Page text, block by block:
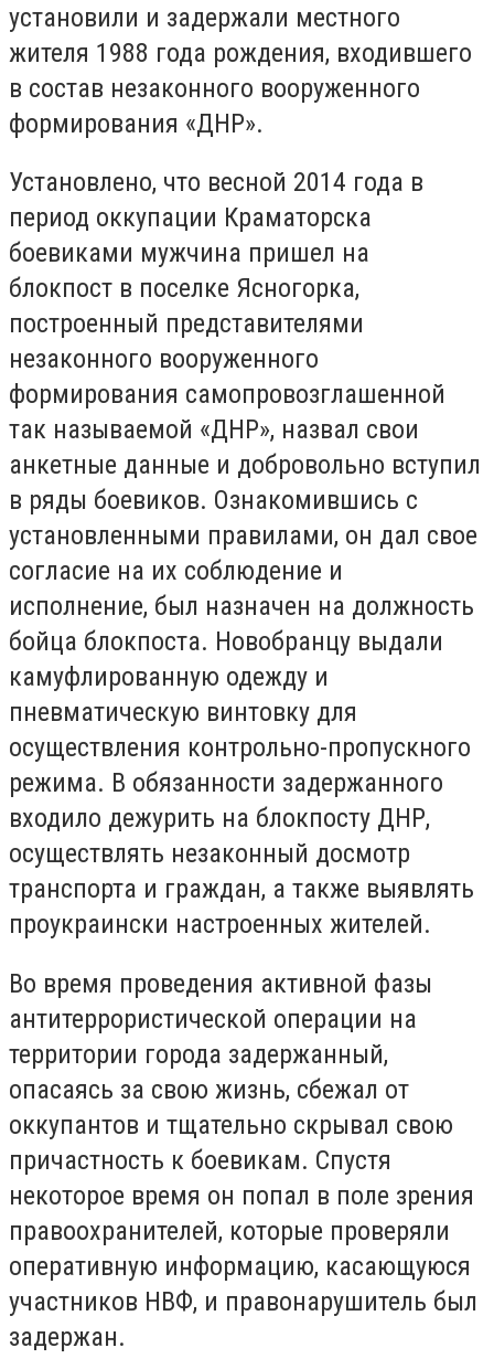
установили и задержали местного
жителя 1988 года рождения, входившего
в состав незаконного вооруженного
формирования «ДНР».
Установлено, что весной 2014 года в
период оккупации Краматорска
боевиками мужчина пришел на
блокпост в поселке Ясногорка,
построенный представителями
незаконного вооруженного
формирования самопровозглашенной
так называемой «ДНР», назвал свои
анкетные данные и добровольно вступил
в ряды боевиков. Ознакомившись с
установленными правилами, он дал свое
согласие на их соблюдение и
исполнение, был назначен на должность
бойца блокпоста. Новобранцу выдали
камуфлированную одежду и
пневматическую винтовку для
осуществления контрольно-пропускного
режима. В обязанности задержанного
входило дежурить на блокпосту ДНР,
осуществлять незаконный досмотр
транспорта и граждан, а также выявлять
проукраински настроенных жителей.
Во время проведения активной фазы
антитеррористической операции на
территории города задержанный,
опасаясь за свою жизнь, сбежал от
оккупантов и тщательно скрывал свою
причастность к боевикам. Спустя
некоторое время он попал в поле зрения
правоохранителей, которые проверяли
оперативную информацию, касающуюся
участников НВФ, и правонарушитель был
задержан.